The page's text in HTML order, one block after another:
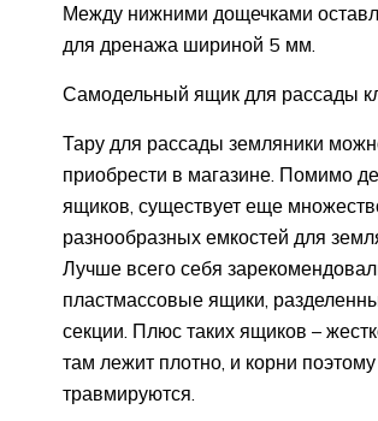
Между нижними дощечками
для дренажа шириной 5 мм.
Самодельный ящик для рассады
Тару для рассады земляники
приобрести в магазине. Помимо
ящиков, существует еще
разнообразных емкостей для
Лучше всего себя
пластмассовые ящики,
секции. Плюс таких ящиков –
там лежит плотно, и корни
травмируются.